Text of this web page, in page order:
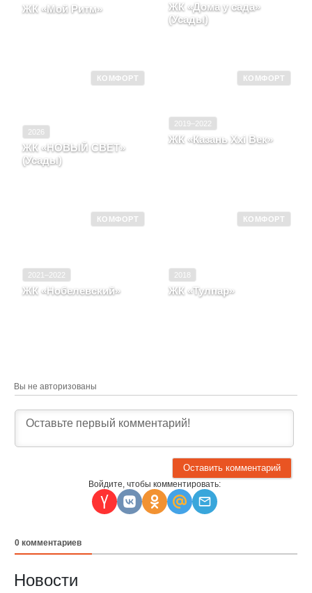
ЖК «Мой Ритм»
ЖК «Дома у сада»
(Усады)
КОМФОРТ
2026
ЖК «НОВЫЙ СВЕТ»
(Усады)
КОМФОРТ
2019–2022
ЖК «Казань Xxi Век»
КОМФОРТ
2021–2022
ЖК «Нобелевский»
КОМФОРТ
2018
ЖК «Тулпар»
Вы не авторизованы
Войдите, чтобы комментировать:
0 комментариев
Новости